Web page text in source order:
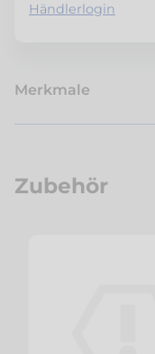
Zubehör
Händlerlogin
Merkmale